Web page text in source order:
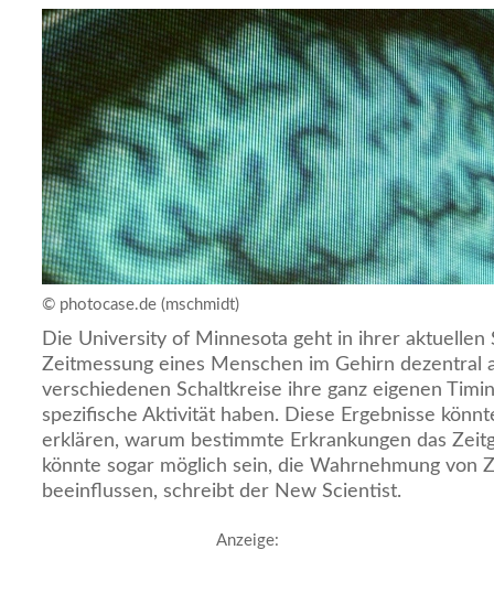
© photocase.de (mschmidt)
Die University of Minnesota geht in ihrer aktuellen
Zeitmessung eines Menschen im Gehirn dezentral
verschiedenen Schaltkreise ihre ganz eigenen
spezifische Aktivität haben. Diese Ergebnisse
erklären, warum bestimmte Erkrankungen das
könnte sogar möglich sein, die Wahrnehmung von
beeinflussen, schreibt der New Scientist.
Anzeige: